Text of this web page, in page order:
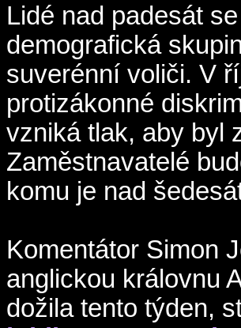
Lidé nad padesát
demografická
suverénní voliči. V
protizákonné
vzniká tlak, aby byl
Zaměstnavatelé
komu je nad
Komentátor Simon
anglickou královnu
dožila tento týden,